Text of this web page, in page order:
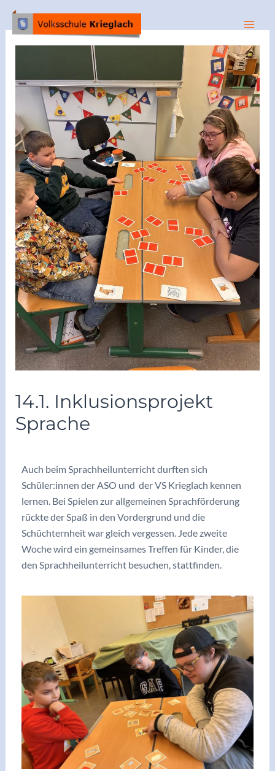
14.1. Inklusionsprojekt
Sprache
Auch beim Sprachheilunterricht durften sich
Schüler:innen der ASO und der VS Krieglach kennen
lernen. Bei Spielen zur allgemeinen Sprachförderung
rückte der Spaß in den Vordergrund und die
Schüchternheit war gleich vergessen. Jede zweite
Woche wird ein gemeinsames Treffen für Kinder, die
den Sprachheilunterricht besuchen, stattfinden.